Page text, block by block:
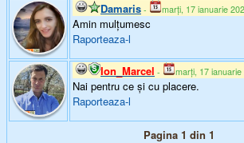
Damaris - marți, 17 ianuarie
Amin mulțumesc
Raporteaza-l
Ion_Marcel - marți, 17
Nai pentru ce și cu placere.
Raporteaza-l
Pagina 1 din 1